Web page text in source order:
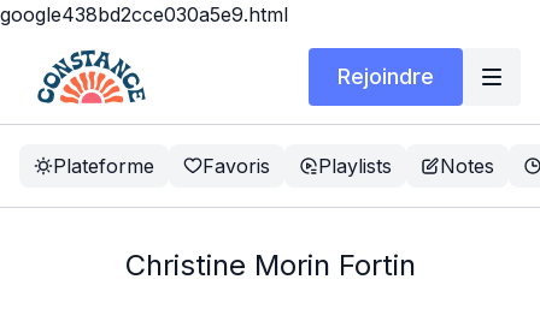
google438bd2cce030a5e9.html
Rejoindre
Plateforme Favoris Playlists Notes
Christine Morin Fortin